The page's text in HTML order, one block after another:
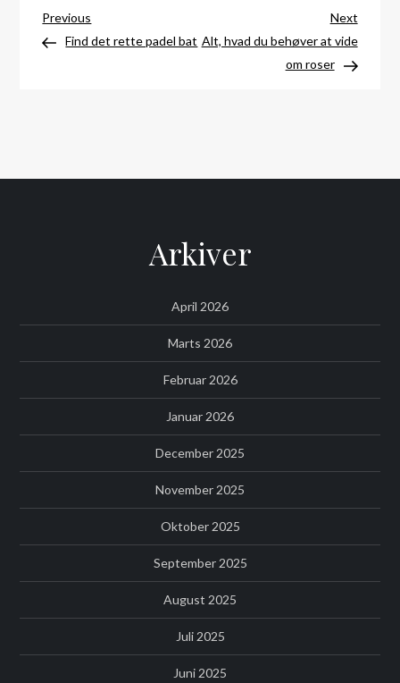
Indlægsnavigation
Previous
Post
Previous
Find det rette padel bat
Next
Post
Next
Alt, hvad du behøver at vide
om roser
Arkiver
April 2026
Marts 2026
Februar 2026
Januar 2026
December 2025
November 2025
Oktober 2025
September 2025
August 2025
Juli 2025
Juni 2025